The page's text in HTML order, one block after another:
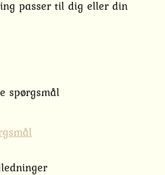
passer til dig eller din
spørgsmål